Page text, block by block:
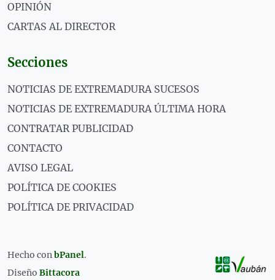
OPINIÓN
CARTAS AL DIRECTOR
Secciones
NOTICIAS DE EXTREMADURA SUCESOS
NOTICIAS DE EXTREMADURA ÚLTIMA HORA
CONTRATAR PUBLICIDAD
CONTACTO
AVISO LEGAL
POLÍTICA DE COOKIES
POLÍTICA DE PRIVACIDAD
Hecho conbPanel.
Diseño Bittacora